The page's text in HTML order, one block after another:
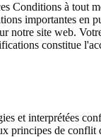
Conditions à tout
importantes en
notre site web.
constitue
et interprétées
principes de conflit